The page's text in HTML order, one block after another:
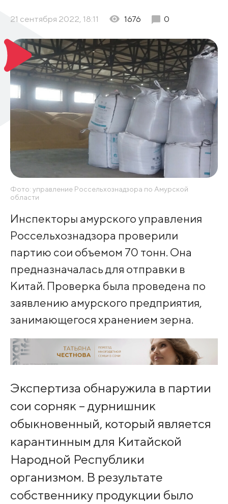
21 сентября 2022, 18:11 1676 0
Фото: управление Россельхознадзора по Амурской
области
Инспекторы амурского управления
Россельхознадзора проверили
партию сои объемом 70 тонн. Она
предназначалась для отправки в
Китай. Проверка была проведена по
заявлению амурского предприятия,
занимающегося хранением зерна.
Экспертиза обнаружила в партии
сои сорняк – дурнишник
обыкновенный, который является
карантинным для Китайской
Народной Республики
организмом. В результате
собственнику продукции было